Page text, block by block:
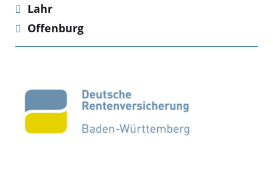
Lahr
Offenburg